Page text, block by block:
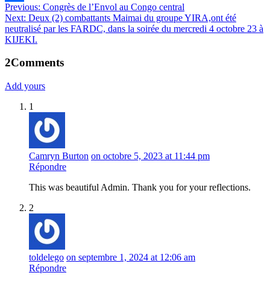
Partager
Navigation
de
l’article
Previous: Congrès de l’Envol au Congo central
Next: Deux (2) combattants Maimai du groupe YIRA,ont été
neutralisé par les FARDC, dans la soirée du mercredi 4 octobre 23 à
KIJEKI.
2Comments
Add yours
1
Camryn Burton on octobre 5, 2023 at 11:44 pm
Répondre
This was beautiful Admin. Thank you for your reflections.
2
toldelego on septembre 1, 2024 at 12:06 am
Répondre